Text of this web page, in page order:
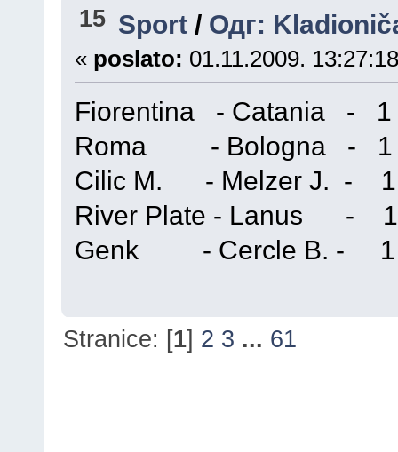
15 Sport / Одг:
« poslato: 01.11.2009.
Fiorentina - Catania -
Roma - Bologna -
Cilic M. - Melzer J. -
River Plate - Lanus -
Genk - Cercle B. -
Stranice: [1] 2 3 ... 61